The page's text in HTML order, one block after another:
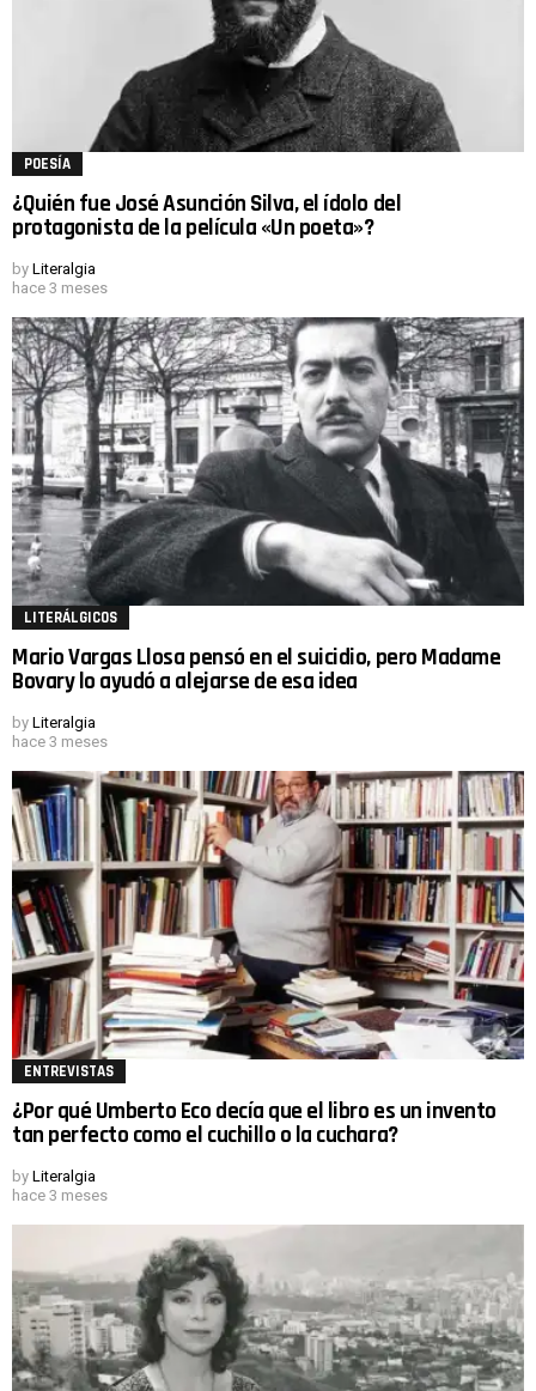
POESÍA
¿Quién fue José Asunción Silva, el ídolo del
protagonista de la película «Un poeta»?
by Literalgia
hace 3 meses
LITERÁLGICOS
Mario Vargas Llosa pensó en el suicidio, pero Madame
Bovary lo ayudó a alejarse de esa idea
by Literalgia
hace 3 meses
ENTREVISTAS
¿Por qué Umberto Eco decía que el libro es un invento
tan perfecto como el cuchillo o la cuchara?
by Literalgia
hace 3 meses